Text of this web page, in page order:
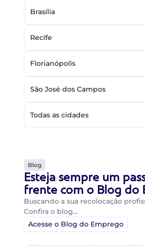
Brasília
Recife
Florianópolis
São José dos Campos
Todas as cidades
Blog
Esteja sempre um
frente com o Blog do
Buscando a sua recolocação
Confira o blog…
Acesse o Blog do Emprego